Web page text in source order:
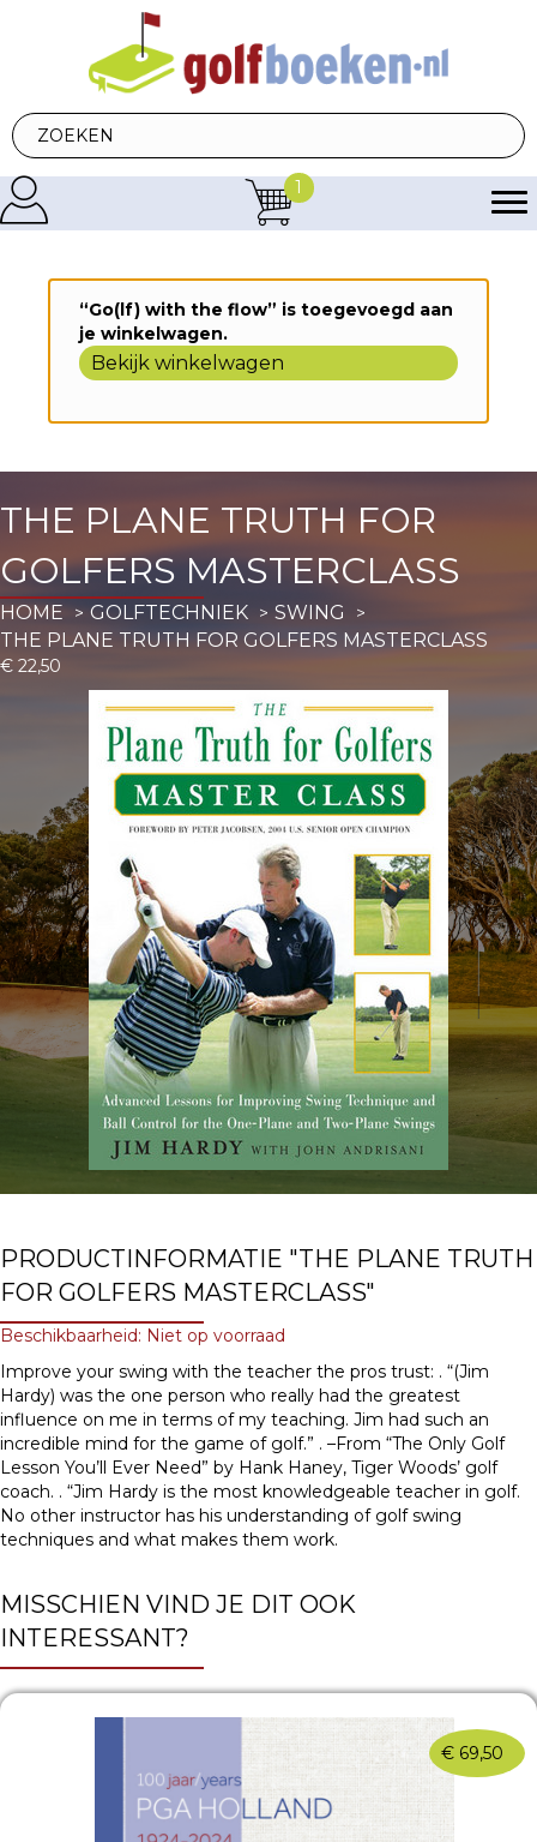
1
“Go(lf) with the flow” is toegevoegd aan
je winkelwagen.
Bekijk winkelwagen
THE PLANE TRUTH FOR
GOLFERS MASTERCLASS
HOME GOLFTECHNIEK
SWING
THE PLANE TRUTH FOR GOLFERS MASTERCLASS
€ 22,50
PRODUCTINFORMATIE "THE PLANE TRUTH
FOR GOLFERS MASTERCLASS"
Beschikbaarheid: Niet op voorraad
Improve your swing with the teacher the pros trust: . “(Jim
Hardy) was the one person who really had the greatest
influence on me in terms of my teaching. Jim had such an
incredible mind for the game of golf.” . –From “The Only Golf
Lesson You’ll Ever Need” by Hank Haney, Tiger Woods’ golf
coach. . “Jim Hardy is the most knowledgeable teacher in golf.
No other instructor has his understanding of golf swing
techniques and what makes them work.
MISSCHIEN VIND JE DIT OOK
INTERESSANT?
€ 69,50